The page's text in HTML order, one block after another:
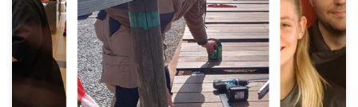
prioritaire : la réinsertion dans la vie active, autant au niveau professionnel
que social et personnel. Alors quand celui-ci obtient un job directement à
la fin de son stage, notre équipe est plus que ravie ! « Deuxième entretien